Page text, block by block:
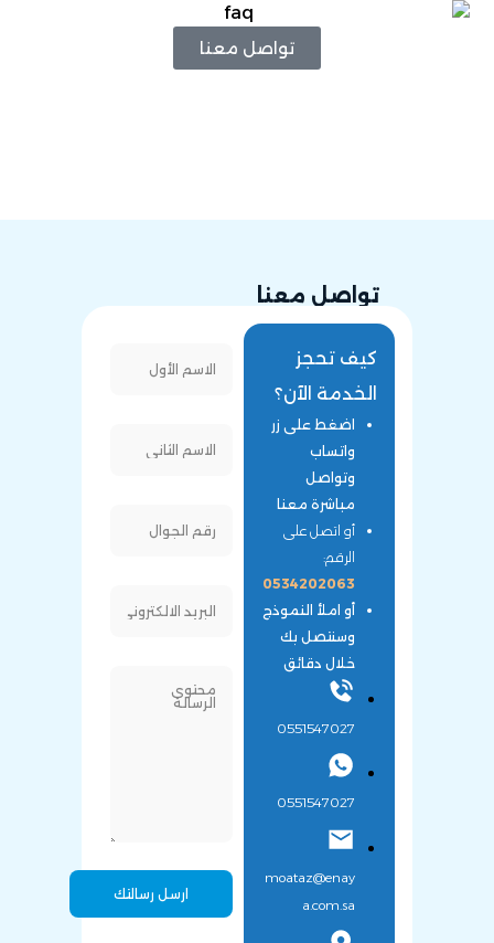
تواصل معنا
تواصل معنا
كيف تحجز
الخدمة الآن؟
اضغط على زر
واتساب
وتواصل
مباشرة معنا
أو اتصل على
الرقم:
0534202063
أو املأ النموذج
وسنتصل بك
خلال دقائق
0551547027
0551547027
moataz@enay
a.com.sa